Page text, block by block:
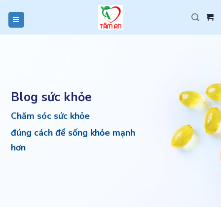
content
Blog sức khỏe
Chăm sóc sức khỏe
đúng cách để sống khỏe mạnh
hơn